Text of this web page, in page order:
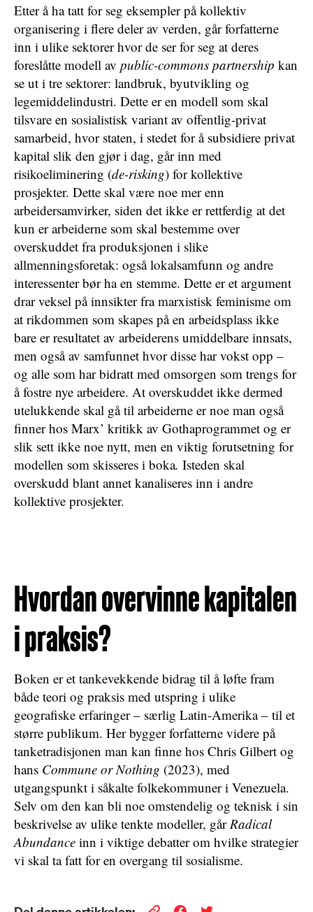
Etter å ha tatt for seg eksempler på kollektiv
organisering i flere deler av verden, går forfatterne
inn i ulike sektorer hvor de ser for seg at deres
foreslåtte modell av public-commons partnership kan
se ut i tre sektorer: landbruk, byutvikling og
legemiddelindustri. Dette er en modell som skal
tilsvare en sosialistisk variant av offentlig-privat
samarbeid, hvor staten, i stedet for å subsidiere privat
kapital slik den gjør i dag, går inn med
risikoeliminering (de-risking) for kollektive
prosjekter. Dette skal være noe mer enn
arbeidersamvirker, siden det ikke er rettferdig at det
kun er arbeiderne som skal bestemme over
overskuddet fra produksjonen i slike
allmenningsforetak: også lokalsamfunn og andre
interessenter bør ha en stemme. Dette er et argument
drar veksel på innsikter fra marxistisk feminisme om
at rikdommen som skapes på en arbeidsplass ikke
bare er resultatet av arbeiderens umiddelbare innsats,
men også av samfunnet hvor disse har vokst opp –
og alle som har bidratt med omsorgen som trengs for
å fostre nye arbeidere. At overskuddet ikke dermed
utelukkende skal gå til arbeiderne er noe man også
finner hos Marx’ kritikk av Gothaprogrammet og er
slik sett ikke noe nytt, men en viktig forutsetning for
modellen som skisseres i boka. Isteden skal
overskudd blant annet kanaliseres inn i andre
kollektive prosjekter.
Hvordan overvinne kapitalen
i praksis?
Boken er et tankevekkende bidrag til å løfte fram
både teori og praksis med utspring i ulike
geografiske erfaringer – særlig Latin-Amerika – til et
større publikum. Her bygger forfatterne videre på
tanketradisjonen man kan finne hos Chris Gilbert og
hans Commune or Nothing (2023), med
utgangspunkt i såkalte folkekommuner i Venezuela.
Selv om den kan bli noe omstendelig og teknisk i sin
beskrivelse av ulike tenkte modeller, går Radical
Abundance inn i viktige debatter om hvilke strategier
vi skal ta fatt for en overgang til sosialisme.